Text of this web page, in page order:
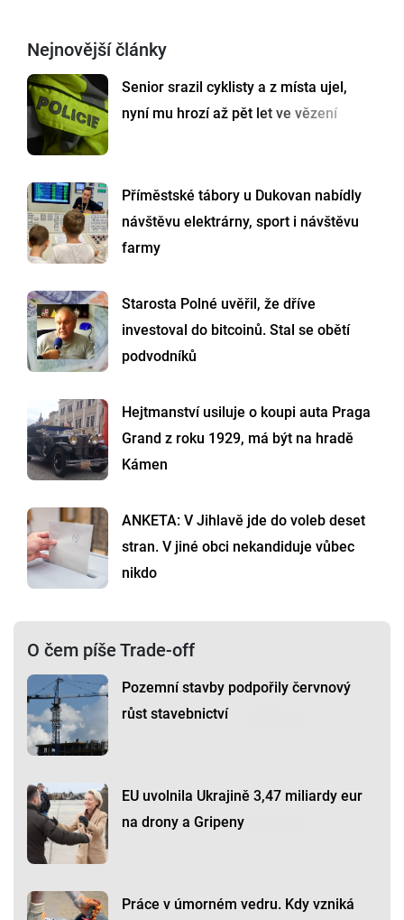
Nejnovější články
Senior srazil cyklisty a z místa ujel,
nyní mu hrozí až pět let ve vězení
Příměstské tábory u Dukovan nabídly
návštěvu elektrárny, sport i návštěvu
farmy
Starosta Polné uvěřil, že dříve
investoval do bitcoinů. Stal se obětí
podvodníků
Hejtmanství usiluje o koupi auta Praga
Grand z roku 1929, má být na hradě
Kámen
ANKETA: V Jihlavě jde do voleb deset
stran. V jiné obci nekandiduje vůbec
nikdo
O čem píše Trade-off
Pozemní stavby podpořily červnový
růst stavebnictví
EU uvolnila Ukrajině 3,47 miliardy eur
na drony a Gripeny
Práce v úmorném vedru. Kdy vzniká